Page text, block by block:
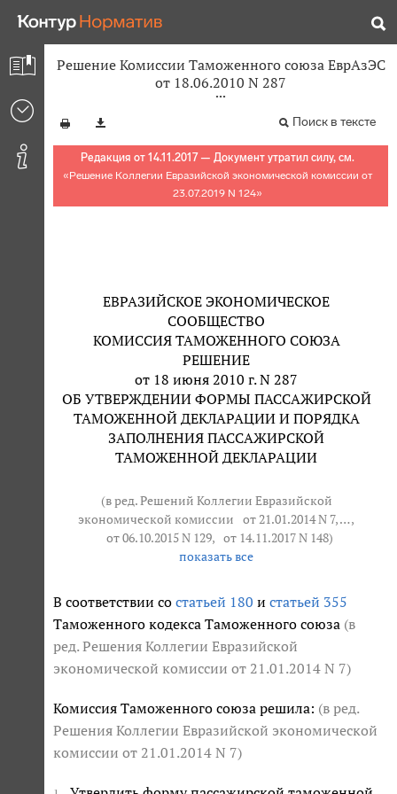
Решение Комиссии Таможенного союза ЕврАзЭС
от 18.06.2010 N 287
Поиск в тексте
Редакция от 14.11.2017 — Документ утратил силу, см.
«Решение Коллегии Евразийской экономической комиссии от
23.07.2019 N 124»
ЕВРАЗИЙСКОЕ ЭКОНОМИЧЕСКОЕ
СООБЩЕСТВО
КОМИССИЯ ТАМОЖЕННОГО СОЮЗА
РЕШЕНИЕ
от 18 июня 2010 г. N 287
ОБ УТВЕРЖДЕНИИ ФОРМЫ ПАССАЖИРСКОЙ
ТАМОЖЕННОЙ ДЕКЛАРАЦИИ И ПОРЯДКА
ЗАПОЛНЕНИЯ ПАССАЖИРСКОЙ
ТАМОЖЕННОЙ ДЕКЛАРАЦИИ
(в ред. Решений Коллегии Евразийской
экономической комиссии
от 21.01.2014 N 7, … ,
от 06.10.2015 N 129, от 14.11.2017 N 148)
показать все
В соответствии со статьей 180 и статьей 355
Таможенного кодекса Таможенного союза (в
ред. Решения Коллегии Евразийской
экономической комиссии от 21.01.2014 N 7)
Комиссия Таможенного союза решила: (в ред.
Решения Коллегии Евразийской экономической
комиссии от 21.01.2014 N 7)